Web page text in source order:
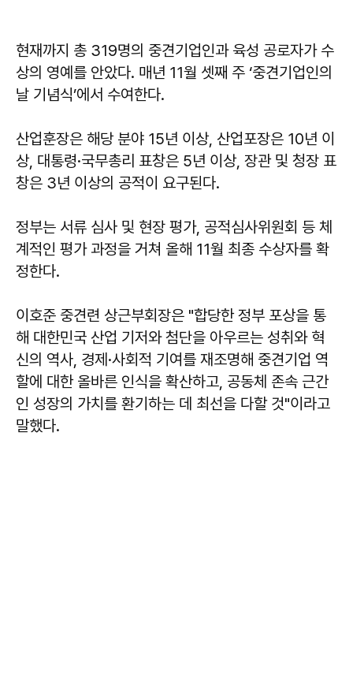
현재까지 총 319명의 중견기업인과 육성 공로자가 수
상의 영예를 안았다. 매년 11월 셋째 주 ‘중견기업인의
날 기념식’에서 수여한다.
산업훈장은 해당 분야 15년 이상, 산업포장은 10년 이
상, 대통령·국무총리 표창은 5년 이상, 장관 및 청장 표
창은 3년 이상의 공적이 요구된다.
정부는 서류 심사 및 현장 평가, 공적심사위원회 등 체
계적인 평가 과정을 거쳐 올해 11월 최종 수상자를 확
정한다.
이호준 중견련 상근부회장은 "합당한 정부 포상을 통
해 대한민국 산업 기저와 첨단을 아우르는 성취와 혁
신의 역사, 경제·사회적 기여를 재조명해 중견기업 역
할에 대한 올바른 인식을 확산하고, 공동체 존속 근간
인 성장의 가치를 환기하는 데 최선을 다할 것"이라고
말했다.